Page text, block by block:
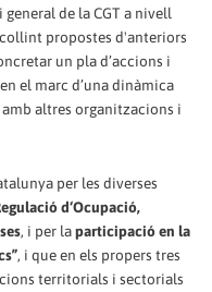
de la CGT a nivell
propostes d'anteriors
un pla d’accions i
el marc d’una dinàmica
altres organitzacions i
per les diverses
d‘Ocupació,
, i per laparticipació en la
, i que en els propers tres
territorials i sectorials